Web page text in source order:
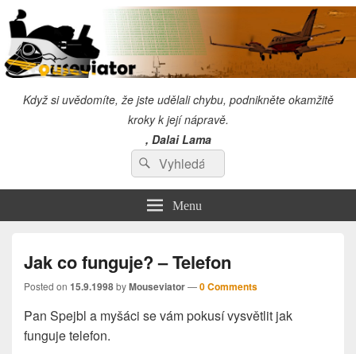
Když si uvědomíte, že jste udělali chybu, podnikněte okamžitě
kroky k její nápravě.
, Dalai Lama
"Snažím se věnovat tolik času,abych se sám zlepšil, že mi nezbyde čas
kritizovat druhé!" Chuck Norris
Search
for:
Search
Menu
Jak co funguje? – Telefon
Posted on 15.9.1998byMouseviator—0 Comments
Pan Spejbl a myšáci se vám pokusí vysvětlit jak
funguje telefon.